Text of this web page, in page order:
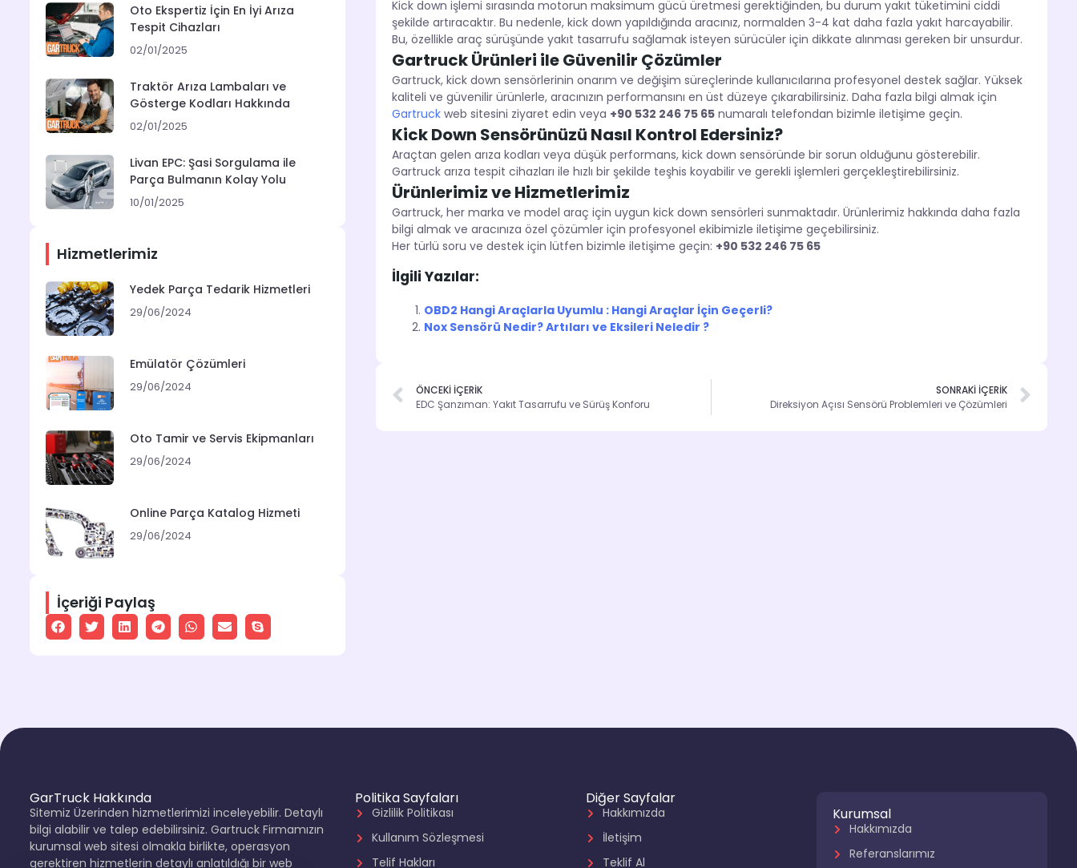
Oto Ekspertiz İçin En İyi Arıza
Tespit Cihazları
02/01/2025
Traktör Arıza Lambaları ve
Gösterge Kodları Hakkında
02/01/2025
Livan EPC: Şasi Sorgulama ile
Parça Bulmanın Kolay Yolu
10/01/2025
Hizmetlerimiz
Yedek Parça Tedarik Hizmetleri
29/06/2024
Emülatör Çözümleri
29/06/2024
Oto Tamir ve Servis Ekipmanları
29/06/2024
Online Parça Katalog Hizmeti
29/06/2024
İçeriği Paylaş
Kick down işlemi sırasında motorun maksimum gücü üretmesi gerektiğinden, bu durum yakıt tüketimini ciddi
şekilde artıracaktır. Bu nedenle, kick down yapıldığında aracınız, normalden 3-4 kat daha fazla yakıt harcayabilir.
Bu, özellikle araç sürüşünde yakıt tasarrufu sağlamak isteyen sürücüler için dikkate alınması gereken bir unsurdur.
Gartruck Ürünleri ile Güvenilir Çözümler
Gartruck, kick down sensörlerinin onarım ve değişim süreçlerinde kullanıcılarına profesyonel destek sağlar. Yüksek
kaliteli ve güvenilir ürünlerle, aracınızın performansını en üst düzeye çıkarabilirsiniz. Daha fazla bilgi almak için
Gartruckweb sitesini ziyaret edin veya +90 532 246 75 65numaralı telefondan bizimle iletişime geçin.
Kick Down Sensörünüzü Nasıl Kontrol Edersiniz?
Araçtan gelen arıza kodları veya düşük performans, kick down sensöründe bir sorun olduğunu gösterebilir.
Gartruck arıza tespit cihazları ile hızlı bir şekilde teşhis koyabilir ve gerekli işlemleri gerçekleştirebilirsiniz.
Ürünlerimiz ve Hizmetlerimiz
Gartruck, her marka ve model araç için uygun kick down sensörleri sunmaktadır. Ürünlerimiz hakkında daha fazla
bilgi almak ve aracınıza özel çözümler için profesyonel ekibimizle iletişime geçebilirsiniz.
Her türlü soru ve destek için lütfen bizimle iletişime geçin: +90 532 246 75 65
İlgili Yazılar:
OBD2 Hangi Araçlarla Uyumlu : Hangi Araçlar İçin Geçerli?
Nox Sensörü Nedir? Artıları ve Eksileri Neledir ?
ÖNCEKİ İÇERİK
EDC Şanzıman: Yakıt Tasarrufu ve Sürüş Konforu
SONRAKİ İÇERİK
Direksiyon Açısı Sensörü Problemleri ve Çözümleri
GarTruck Hakkında
Sitemiz Üzerinden hizmetlerimizi inceleyebilir. Detaylı
bilgi alabilir ve talep edebilirsiniz. Gartruck Firmamızın
kurumsal web sitesi olmakla birlikte, operasyon
gerektiren hizmetlerin detaylı anlatıldığı bir web
Politika Sayfaları
Gizlilik Politikası
Kullanım Sözleşmesi
Telif Hakları
Diğer Sayfalar
Hakkımızda
İletişim
Teklif Al
Kurumsal
Hakkımızda
Referanslarımız